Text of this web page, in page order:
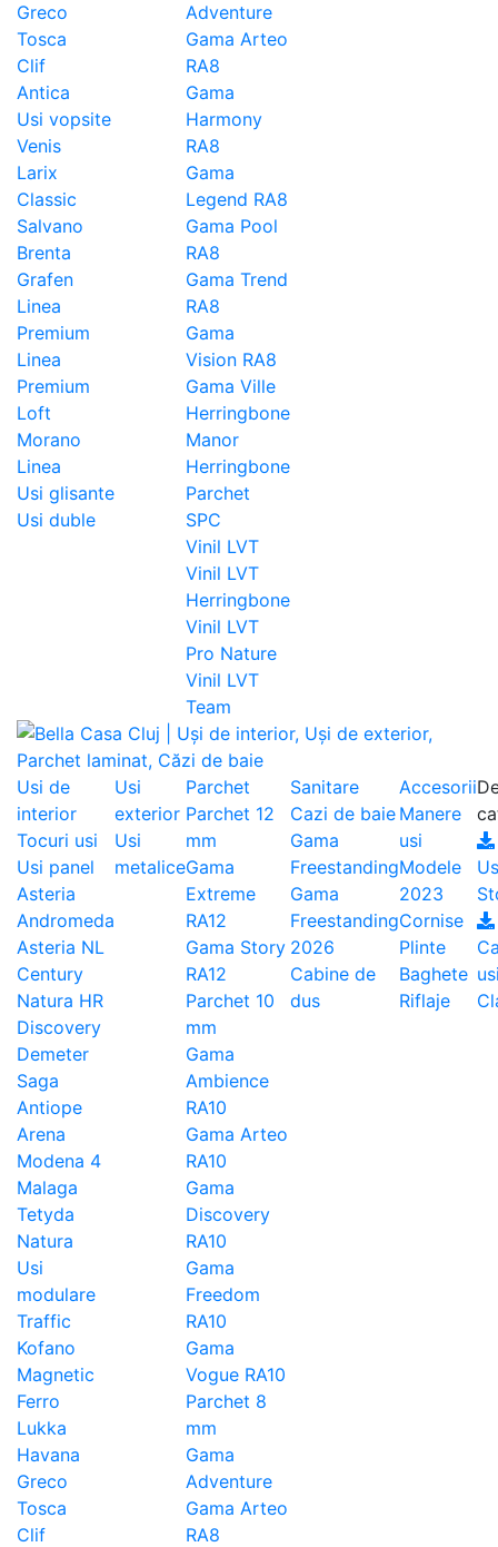
Greco
Tosca
Clif
Antica
Usi vopsite
Venis
Larix
Classic
Salvano
Brenta
Grafen
Linea
Premium
Linea
Premium
Loft
Morano
Linea
Usi glisante
Usi duble
Adventure
Gama Arteo
RA8
Gama
Harmony
RA8
Gama
Legend RA8
Gama Pool
RA8
Gama Trend
RA8
Gama
Vision RA8
Gama Ville
Herringbone
Manor
Herringbone
Parchet
SPC
Vinil LVT
Vinil LVT
Herringbone
Vinil LVT
Pro Nature
Vinil LVT
Team
Usi de
interior
Tocuri usi
Usi panel
Asteria
Andromeda
Asteria NL
Century
Natura HR
Discovery
Demeter
Saga
Antiope
Arena
Modena 4
Malaga
Tetyda
Natura
Usi
modulare
Traffic
Kofano
Magnetic
Ferro
Lukka
Havana
Greco
Tosca
Clif
Usi
exterior
Usi
metalice
Parchet
Parchet 12
mm
Gama
Extreme
RA12
Gama Story
RA12
Parchet 10
mm
Gama
Ambience
RA10
Gama Arteo
RA10
Gama
Discovery
RA10
Gama
Freedom
RA10
Gama
Vogue RA10
Parchet 8
mm
Gama
Adventure
Gama Arteo
RA8
Sanitare
Cazi de baie
Gama
Freestanding
Gama
Freestanding
2026
Cabine de
dus
Accesorii
Manere
usi
Modele
2023
Cornise
Plinte
Baghete
Riflaje